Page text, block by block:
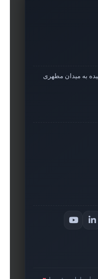
به میدان مطهری